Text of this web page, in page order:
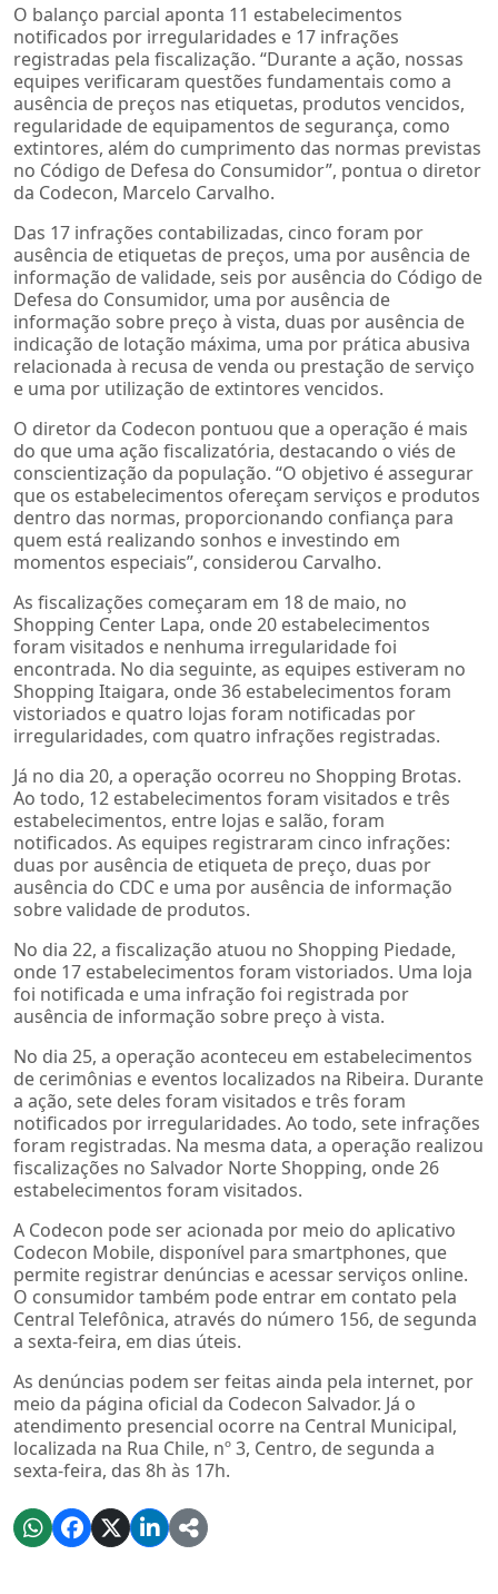
O balanço parcial aponta 11 estabelecimentos
notificados por irregularidades e 17 infrações
registradas pela fiscalização. “Durante a ação, nossas
equipes verificaram questões fundamentais como a
ausência de preços nas etiquetas, produtos vencidos,
regularidade de equipamentos de segurança, como
extintores, além do cumprimento das normas previstas
no Código de Defesa do Consumidor”, pontua o diretor
da Codecon, Marcelo Carvalho.
Das 17 infrações contabilizadas, cinco foram por
ausência de etiquetas de preços, uma por ausência de
informação de validade, seis por ausência do Código de
Defesa do Consumidor, uma por ausência de
informação sobre preço à vista, duas por ausência de
indicação de lotação máxima, uma por prática abusiva
relacionada à recusa de venda ou prestação de serviço
e uma por utilização de extintores vencidos.
O diretor da Codecon pontuou que a operação é mais
do que uma ação fiscalizatória, destacando o viés de
conscientização da população. “O objetivo é assegurar
que os estabelecimentos ofereçam serviços e produtos
dentro das normas, proporcionando confiança para
quem está realizando sonhos e investindo em
momentos especiais”, considerou Carvalho.
As fiscalizações começaram em 18 de maio, no
Shopping Center Lapa, onde 20 estabelecimentos
foram visitados e nenhuma irregularidade foi
encontrada. No dia seguinte, as equipes estiveram no
Shopping Itaigara, onde 36 estabelecimentos foram
vistoriados e quatro lojas foram notificadas por
irregularidades, com quatro infrações registradas.
Já no dia 20, a operação ocorreu no Shopping Brotas.
Ao todo, 12 estabelecimentos foram visitados e três
estabelecimentos, entre lojas e salão, foram
notificados. As equipes registraram cinco infrações:
duas por ausência de etiqueta de preço, duas por
ausência do CDC e uma por ausência de informação
sobre validade de produtos.
No dia 22, a fiscalização atuou no Shopping Piedade,
onde 17 estabelecimentos foram vistoriados. Uma loja
foi notificada e uma infração foi registrada por
ausência de informação sobre preço à vista.
No dia 25, a operação aconteceu em estabelecimentos
de cerimônias e eventos localizados na Ribeira. Durante
a ação, sete deles foram visitados e três foram
notificados por irregularidades. Ao todo, sete infrações
foram registradas. Na mesma data, a operação realizou
fiscalizações no Salvador Norte Shopping, onde 26
estabelecimentos foram visitados.
A Codecon pode ser acionada por meio do aplicativo
Codecon Mobile, disponível para smartphones, que
permite registrar denúncias e acessar serviços online.
O consumidor também pode entrar em contato pela
Central Telefônica, através do número 156, de segunda
a sexta-feira, em dias úteis.
As denúncias podem ser feitas ainda pela internet, por
meio da página oficial da Codecon Salvador. Já o
atendimento presencial ocorre na Central Municipal,
localizada na Rua Chile, nº 3, Centro, de segunda a
sexta-feira, das 8h às 17h.